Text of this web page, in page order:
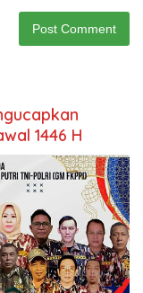
1446 H